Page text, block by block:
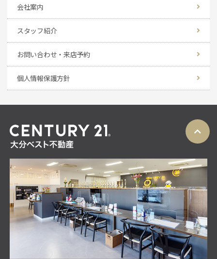
会社案内
スタッフ紹介
お問い合わせ・来店予約
個人情報保護方針